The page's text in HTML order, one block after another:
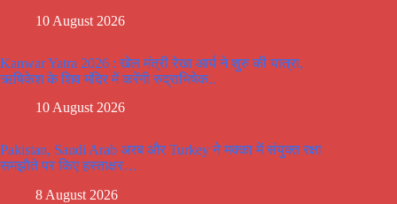
10 August 2026
Kanwar Yatra 2026 : खेल मंत्री रेखा आर्य ने शुरु की यात्रा,
ऋषिकेश के शिव मंदिर में करेंगी रुद्राभिषेक..
10 August 2026
Pakistan, Saudi Arab अरब और Turkey ने मक्का में संयुक्त रक्षा
समझौते पर किए हस्ताक्षर…
8 August 2026